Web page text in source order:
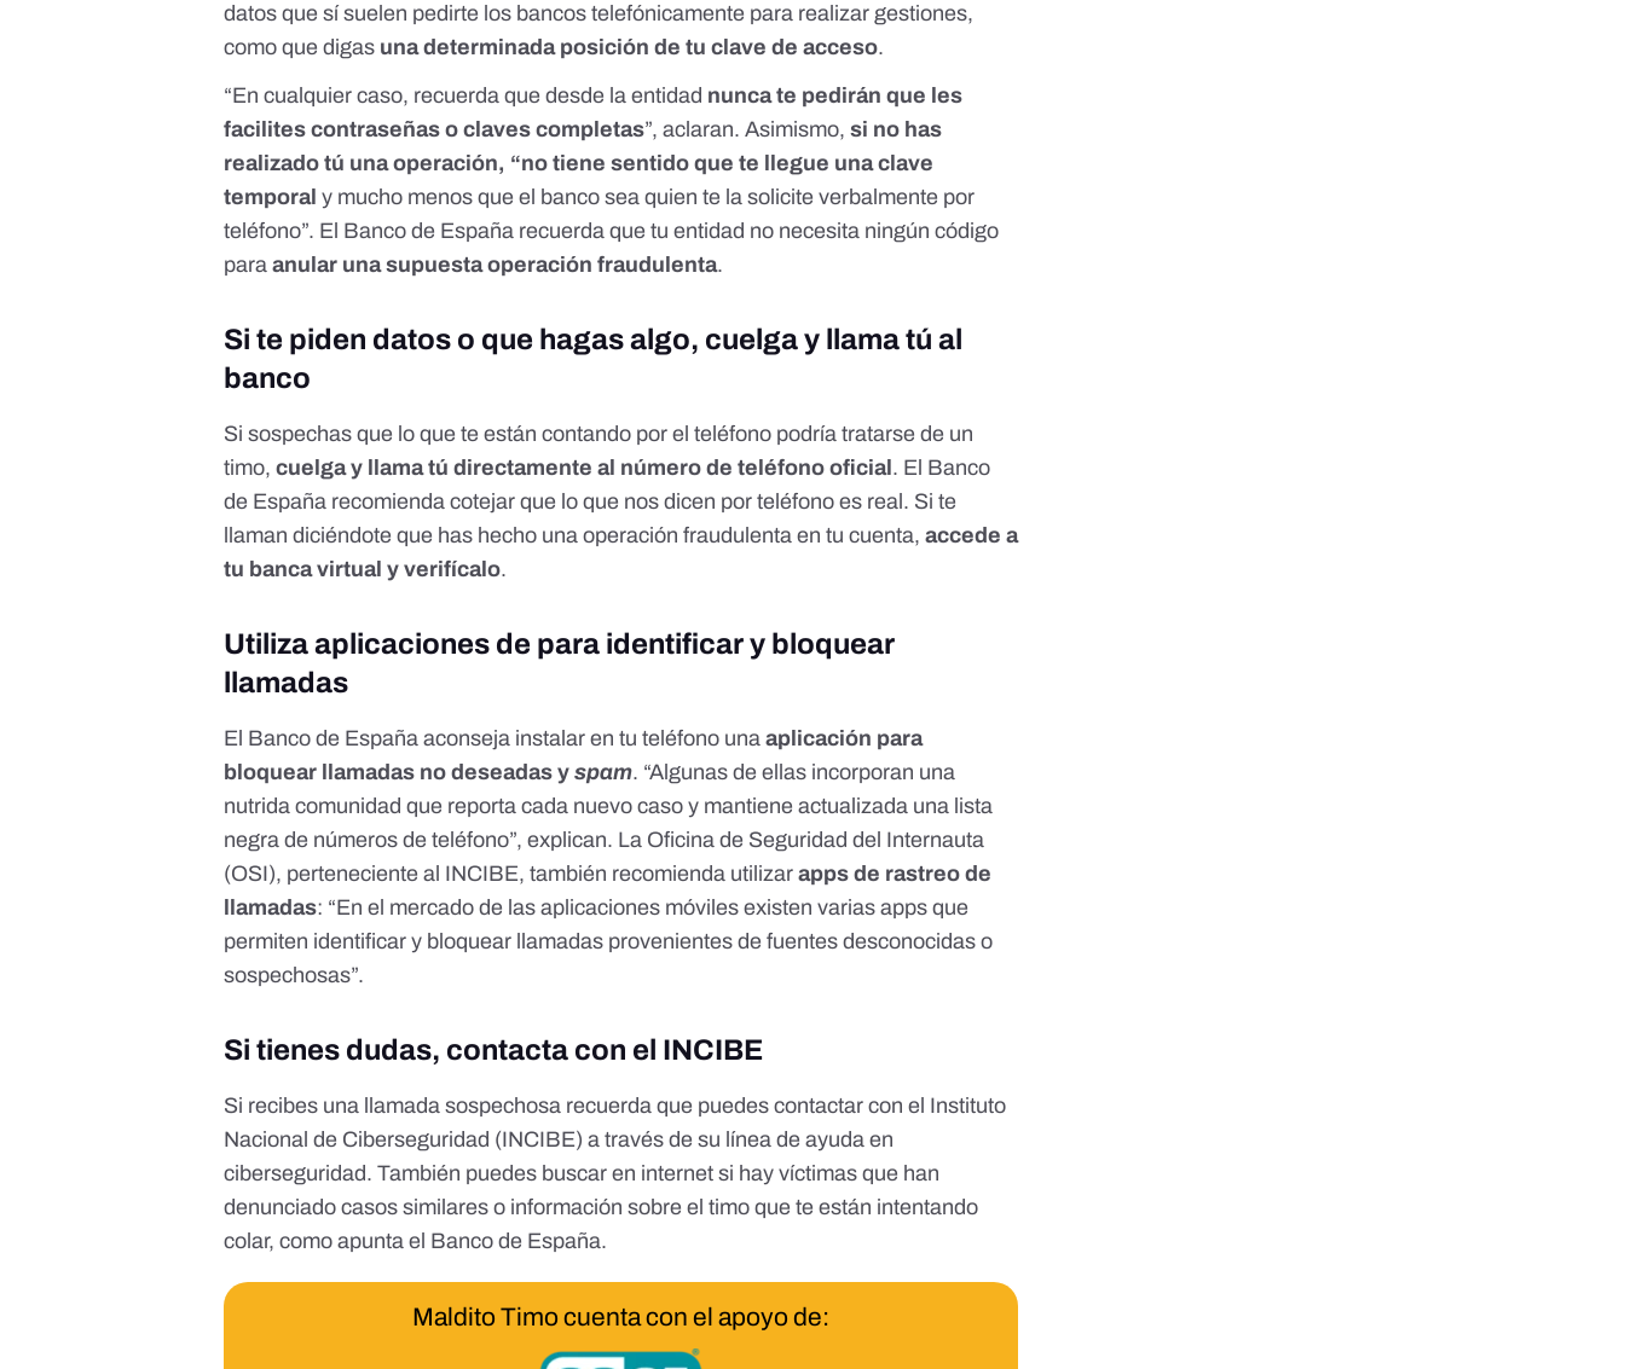
datos que sí suelen pedirte los bancos telefónicamente para realizar gestiones,
como que digas una determinada posición de tu clave de acceso.
“En cualquier caso, recuerda que desde la entidad nunca te pedirán que les
facilites contraseñas o claves completas”,aclaran. Asimismo,si no has
realizado tú una operación, “no tiene sentido que te llegue una clave
temporaly mucho menos que el banco sea quien te la solicite verbalmente por
teléfono”. El Banco de España recuerda que tu entidad no necesita ningún código
para anular una supuesta operación fraudulenta.
Si te piden datos o que hagas algo, cuelga y llama tú al
banco
Si sospechas que lo que te están contando por el teléfono podría tratarse de un
timo,cuelga y llama tú directamente al número de teléfono oficial . El Banco
de España recomienda cotejar que lo que nos dicen por teléfono es real . Si te
llaman diciéndote que has hecho una operación fraudulenta en tu cuenta,accede a
tu banca virtual y verifícalo.
Utiliza aplicaciones de para identificar y bloquear
llamadas
El Banco de España aconseja instalar en tu teléfono unaaplicación para
bloquear llamadas no deseadas yspam. “Algunas de ellas incorporan una
nutrida comunidad que reporta cada nuevo caso y mantiene actualizada una lista
negra de números de teléfono”, explican. La Oficina de Seguridad del Internauta
(OSI), perteneciente al INCIBE, también recomienda utilizarapps de rastreo de
llamadas: “En el mercado de las aplicaciones móviles existen varias apps que
permiten identificar y bloquear llamadas provenientes de fuentes desconocidas o
sospechosas”.
Si tienes dudas, contacta con el INCIBE
Si recibes una llamada sospechosa recuerda que puedes contactar con el Instituto
Nacional de Ciberseguridad (INCIBE) a través de su línea de ayuda en
ciberseguridad. También puedes buscar en internet si hay víctimas que han
denunciado casos similares o información sobre el timo que te están intentando
colar,como apunta el Banco de España.
Maldito Timo cuenta con el apoyo de: